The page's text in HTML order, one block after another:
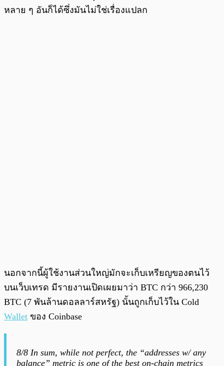
หลาย ๆ อันก็ได้ซึ่งมันไม่ใช่เรื่องแปลก
นอกจากนี้ผู้ใช้งานส่วนใหญ่มักจะเก็บเหรียญของตนไว้
บนเว็บเทรด มีรายงานเปิดเผยมาว่า BTC กว่า 966,230
BTC (7 พันล้านดอลลาร์สหรัฐ)​ นั้นถูกเก็บไว้ใน Cold
Wallet ของ Coinbase
8/8 In sum, while not perfect, the “addresses w/ any
balance” metric is one of the best on-chain metrics